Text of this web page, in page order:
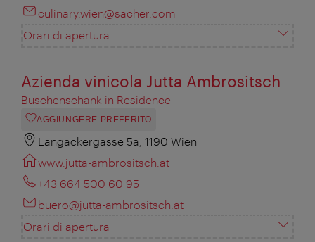
culinary.wien@sacher.com
Orari di apertura
Azienda vinicola Jutta Ambrositsch
Buschenschank in Residence
AGGIUNGERE PREFERITO
Langackergasse 5a, 1190 Wien
www.jutta-ambrositsch.at
+43 664 500 60 95
buero@jutta-ambrositsch.at
Orari di apertura